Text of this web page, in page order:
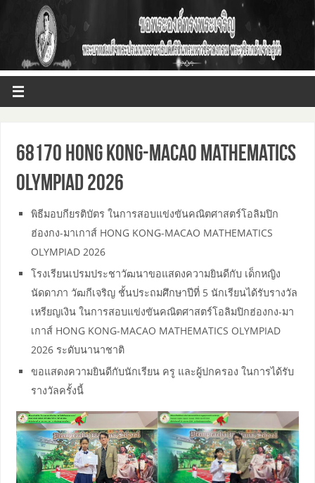
68170 HONG KONG-MACAO MATHEMATICS
OLYMPIAD 2026
พิธีมอบกียรติบัตร ในการสอบแข่งขันคณิตศาสตร์โอลิมปิก
ฮ่องกง-มาเกาส์ HONG KONG-MACAO MATHEMATICS
OLYMPIAD 2026
โรงเรียนเปรมประชาวัฒนาขอแสดงความยินดีกับ เด็กหญิง
นัดดาภา วัฒกีเจริญ ชั้นประถมศึกษาปีที่ 5 นักเรียนได้รับรางวัล
เหรียญเงิน ในการสอบแข่งขันคณิตศาสตร์โอลิมปิกฮ่องกง-มา
เกาส์ HONG KONG-MACAO MATHEMATICS OLYMPIAD
2026 ระดับนานาชาติ
ขอแสดงความยินดีกับนักเรียน ครู และผู้ปกครอง ในการได้รับ
รางวัลครั้งนี้